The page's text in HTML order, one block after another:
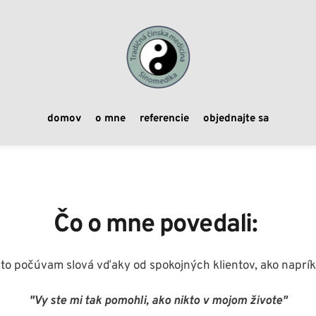
domov o mne referencie objednajte sa
Čo o mne povedali:
počúvam slová vďaky od spokojných klientov, ako
"Vy ste mi tak pomohli, ako nikto v mojom živote"